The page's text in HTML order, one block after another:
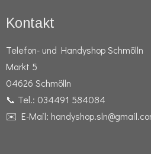
Kontakt
Telefon- und Handyshop Schmölln
Markt 5
04626 Schmölln
📞 Tel.: 034491 584084
✉️ E-Mail: